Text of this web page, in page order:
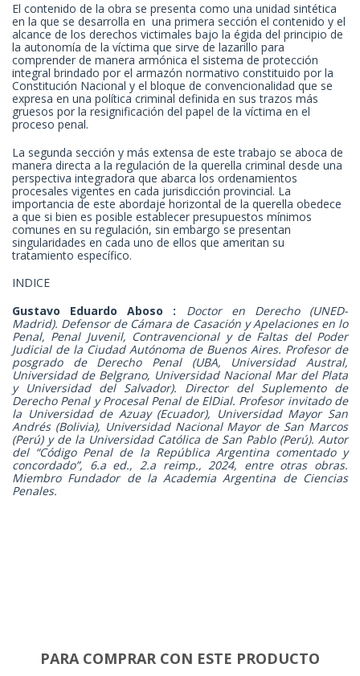
El contenido de la obra se presenta como una unidad sintética
en la que se desarrolla en una primera sección el contenido y el
alcance de los derechos victimales bajo la égida del principio de
la autonomía de la víctima que sirve de lazarillo para
comprender de manera armónica el sistema de protección
integral brindado por el armazón normativo constituido por la
Constitución Nacional y el bloque de convencionalidad que se
expresa en una política criminal definida en sus trazos más
gruesos por la resignificación del papel de la víctima en el
proceso penal.
La segunda sección y más extensa de este trabajo se aboca de
manera directa a la regulación de la querella criminal desde una
perspectiva integradora que abarca los ordenamientos
procesales vigentes en cada jurisdicción provincial. La
importancia de este abordaje horizontal de la querella obedece
a que si bien es posible establecer presupuestos mínimos
comunes en su regulación, sin embargo se presentan
singularidades en cada uno de ellos que ameritan su
tratamiento específico.
INDICE
Gustavo Eduardo Aboso : Doctor en Derecho (UNED-
Madrid). Defensor de Cámara de Casación y Apelaciones en lo
Penal, Penal Juvenil, Contravencional y de Faltas del Poder
Judicial de la Ciudad Autónoma de Buenos Aires. Profesor de
posgrado de Derecho Penal (UBA, Universidad Austral,
Universidad de Belgrano, Universidad Nacional Mar del Plata
y Universidad del Salvador). Director del Suplemento de
Derecho Penal y Procesal Penal de ElDial. Profesor invitado de
la Universidad de Azuay (Ecuador), Universidad Mayor San
Andrés (Bolivia), Universidad Nacional Mayor de San Marcos
(Perú) y de la Universidad Católica de San Pablo (Perú). Autor
del “Código Penal de la República Argentina comentado y
concordado”, 6.a ed., 2.a reimp., 2024, entre otras obras.
Miembro Fundador de la Academia Argentina de Ciencias
Penales.
PARA COMPRAR CON ESTE PRODUCTO